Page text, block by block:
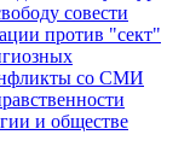
совести
против "сект"
со СМИ
и обществе